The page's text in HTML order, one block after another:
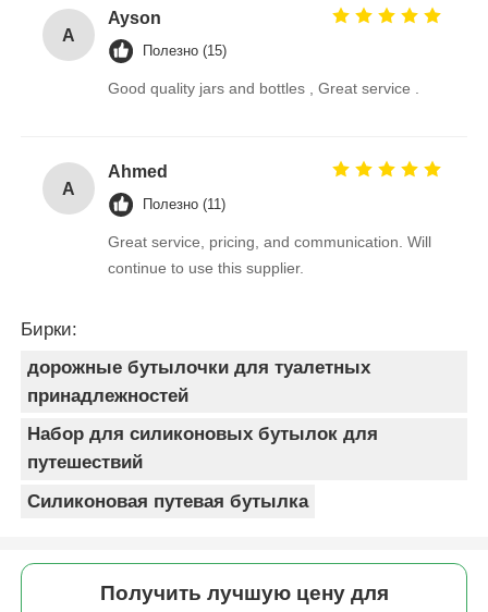
A
Ayson
Полезно (15)
Good quality jars and bottles , Great service .
A
Ahmed
Полезно (11)
Great service, pricing, and communication. Will
continue to use this supplier.
Бирки:
дорожные бутылочки для туалетных
принадлежностей
Набор для силиконовых бутылок для
путешествий
Силиконовая путевая бутылка
Получить лучшую цену для